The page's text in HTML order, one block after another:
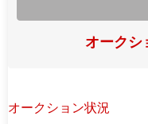
オークシ
オークション状況